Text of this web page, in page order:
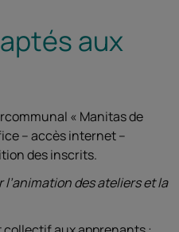
aux
« Manitas de
– accès internet –
des inscrits.
des ateliers et la